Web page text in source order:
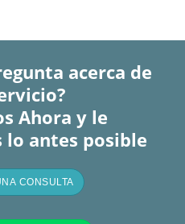
acerca de
Ahora y le
lo antes posible